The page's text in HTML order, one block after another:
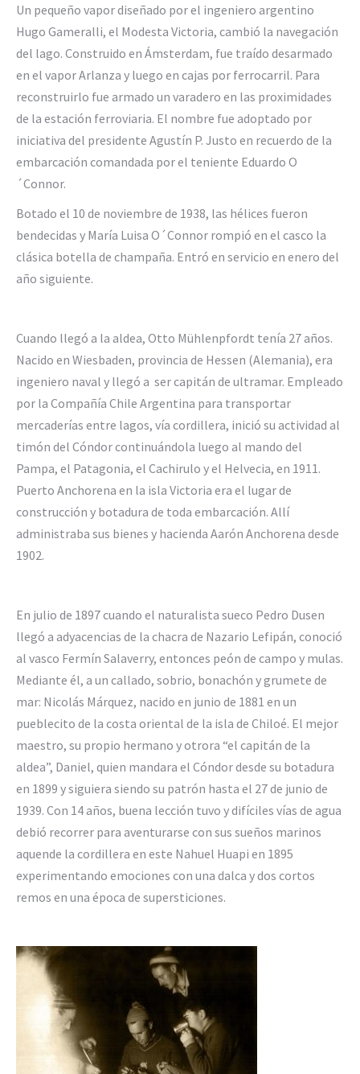
Un pequeño vapor diseñado por el ingeniero argentino
Hugo Gameralli, el Modesta Victoria, cambió la navegación
del lago. Construido en Ámsterdam, fue traído desarmado
en el vapor Arlanza y luego en cajas por ferrocarril. Para
reconstruirlo fue armado un varadero en las proximidades
de la estación ferroviaria. El nombre fue adoptado por
iniciativa del presidente Agustín P. Justo en recuerdo de la
embarcación comandada por el teniente Eduardo O
´Connor.
Botado el 10 de noviembre de 1938, las hélices fueron
bendecidas y María Luisa O´Connor rompió en el casco la
clásica botella de champaña. Entró en servicio en enero del
año siguiente.
Cuando llegó a la aldea, Otto Mühlenpfordt tenía 27 años.
Nacido en Wiesbaden, provincia de Hessen (Alemania), era
ingeniero naval y llegó a ser capitán de ultramar. Empleado
por la Compañía Chile Argentina para transportar
mercaderías entre lagos, vía cordillera, inició su actividad al
timón del Cóndor continuándola luego al mando del
Pampa, el Patagonia, el Cachirulo y el Helvecia, en 1911.
Puerto Anchorena en la isla Victoria era el lugar de
construcción y botadura de toda embarcación. Allí
administraba sus bienes y hacienda Aarón Anchorena desde
1902.
En julio de 1897 cuando el naturalista sueco Pedro Dusen
llegó a adyacencias de la chacra de Nazario Lefipán, conoció
al vasco Fermín Salaverry, entonces peón de campo y mulas.
Mediante él, a un callado, sobrio, bonachón y grumete de
mar: Nicolás Márquez, nacido en junio de 1881 en un
pueblecito de la costa oriental de la isla de Chiloé. El mejor
maestro, su propio hermano y otrora “el capitán de la
aldea”, Daniel, quien mandara el Cóndor desde su botadura
en 1899 y siguiera siendo su patrón hasta el 27 de junio de
1939. Con 14 años, buena lección tuvo y difíciles vías de agua
debió recorrer para aventurarse con sus sueños marinos
aquende la cordillera en este Nahuel Huapi en 1895
experimentando emociones con una dalca y dos cortos
remos en una época de supersticiones.